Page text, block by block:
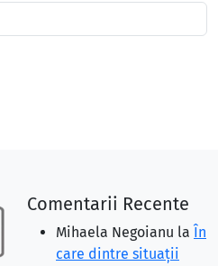
Comentarii Recente
Mihaela Negoianu la În
care dintre situaţii